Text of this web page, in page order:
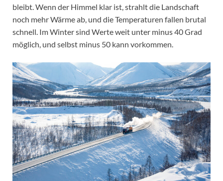
bleibt. Wenn der Himmel klar ist, strahlt die Landschaft
noch mehr Wärme ab, und die Temperaturen fallen brutal
schnell. Im Winter sind Werte weit unter minus 40 Grad
möglich, und selbst minus 50 kann vorkommen.